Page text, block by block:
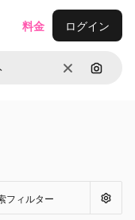
消去 画像で
料金 ログイン
フィルター